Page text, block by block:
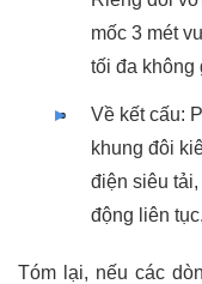
mốc 3 mét
tối đa không
Về kết cấu:
khung đôi
điện siêu
động liên tục.
Tóm lại, nếu các